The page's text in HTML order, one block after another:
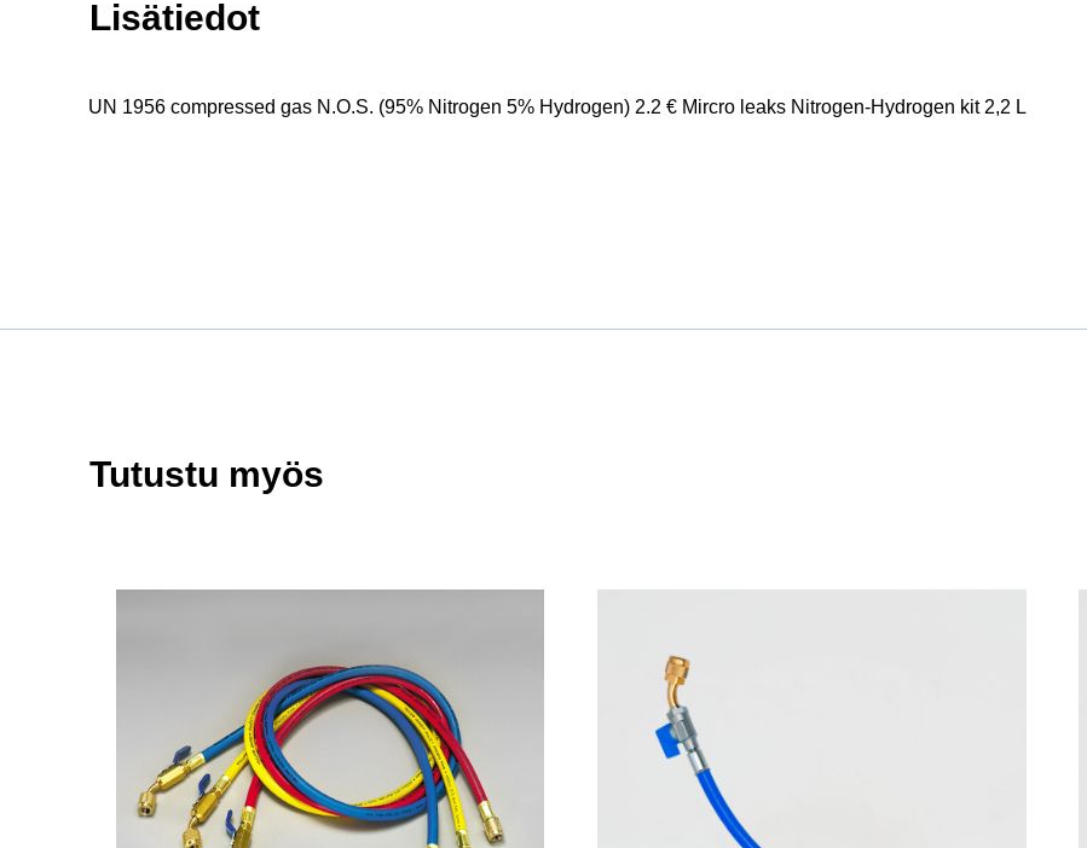
Lisätiedot
UN 1956 compressed gas N.O.S. (95% Nitrogen 5% Hydrogen) 2.2 € Mircro leaks Nitrogen-Hydrogen kit 2,2 L
Tutustu myös